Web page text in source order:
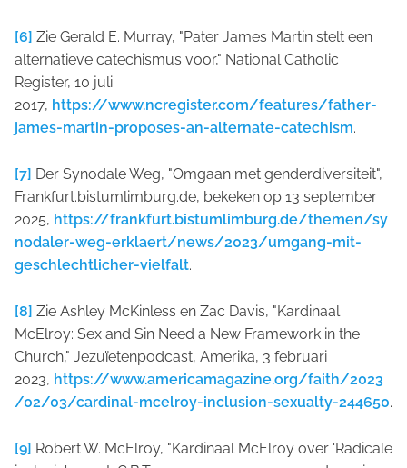
[6] Zie Gerald E. Murray, "Pater James Martin stelt een
alternatieve catechismus voor," National Catholic
Register, 10 juli
2017, https://www.ncregister.com/features/father-
james-martin-proposes-an-alternate-catechism.
[7] Der Synodale Weg, "Omgaan met genderdiversiteit",
Frankfurt.bistumlimburg.de, bekeken op 13 september
2025, https://frankfurt.bistumlimburg.de/themen/sy
nodaler-weg-erklaert/news/2023/umgang-mit-
geschlechtlicher-vielfalt.
[8] Zie Ashley McKinless en Zac Davis, "Kardinaal
McElroy: Sex and Sin Need a New Framework in the
Church," Jezuïetenpodcast, Amerika, 3 februari
2023, https://www.americamagazine.org/faith/2023
/02/03/cardinal-mcelroy-inclusion-sexualty-244650.
[9] Robert W. McElroy, "Kardinaal McElroy over 'Radicale